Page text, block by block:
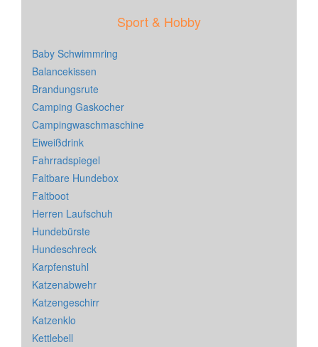
Sport & Hobby
Baby Schwimmring
Balancekissen
Brandungsrute
Camping Gaskocher
Campingwaschmaschine
Eiweißdrink
Fahrradspiegel
Faltbare Hundebox
Faltboot
Herren Laufschuh
Hundebürste
Hundeschreck
Karpfenstuhl
Katzenabwehr
Katzengeschirr
Katzenklo
Kettlebell